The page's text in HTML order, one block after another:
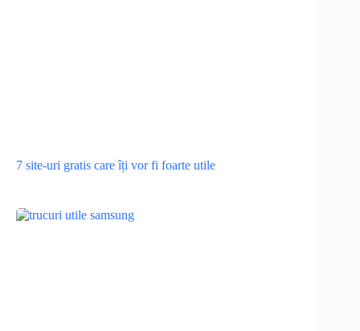
7 site-uri gratis care îți vor fi foarte utile